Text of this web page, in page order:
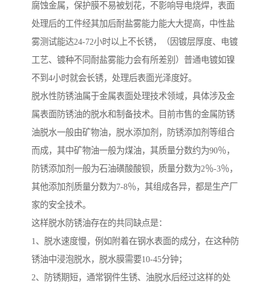
腐蚀金属，保护膜不易被划花，不影响导电烧焊，表面
处理后的工件经其加后耐盐雾能力能大大提高，中性盐
雾测试能达24-72小时以上不长锈，（因镀层厚度、电镀
工艺、镀种不同耐盐雾能力会有所差别）普通电镀如镍
不到4小时就会长锈，处理后表面光泽度好。
脱水性防锈油属于金属表面处理技术领域，具体涉及金
属表面防锈油的脱水和制备技术。目前市售的金属防锈
油脱水一般由矿物油，脱水添加剂，防锈添加剂等组合
而成，其中矿物油一般为煤油，其质量分数约为90％，
防锈添加剂一般为石油磺酸酸钡，质量分数为2％-3％，
其他添加剂质量分数为7-8％，其组成各异，都是生产厂
家的安全技术。
这样脱水防锈油存在的共同缺点是：
1、脱水速度慢，例如附着在钢水表面的成分，在这种防
锈油中浸泡脱水，脱水膜需要10-45分钟；
2、防锈期短，通常钢件生锈、油脱水后经过这样的处